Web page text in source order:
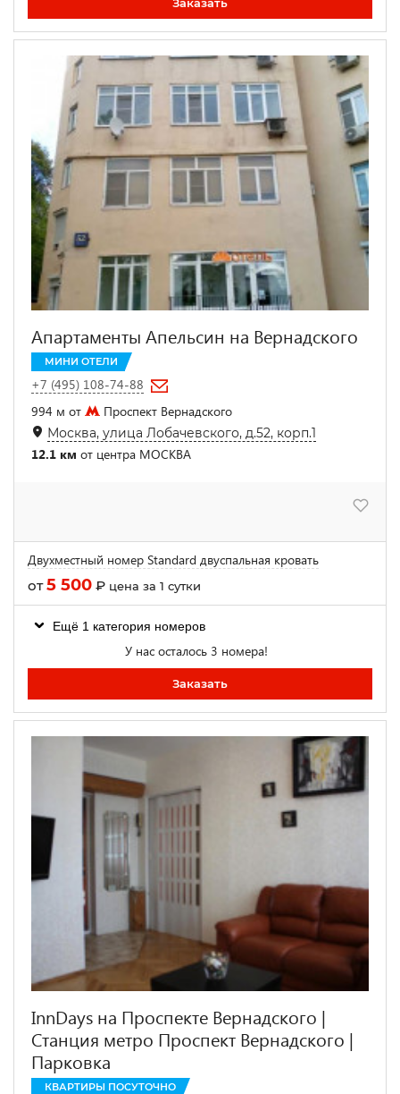
Апартаменты Апельсин на Вернадского
МИНИ ОТЕЛИ
+7 (495) 108-74-88
994 м от
Проспект Вернадского
Москва, улица Лобачевского, д.52, корп.1
12.1 км от центра МОСКВА
Двухместный номер Standard двуспальная кровать
от5 500 ₽ цена за 1 сутки
Ещё 1 категория номеров
У нас осталось 3 номера!
Заказать
InnDays на Проспекте Вернадского |
Станция метро Проспект Вернадского |
Парковка
КВАРТИРЫ ПОСУТОЧНО